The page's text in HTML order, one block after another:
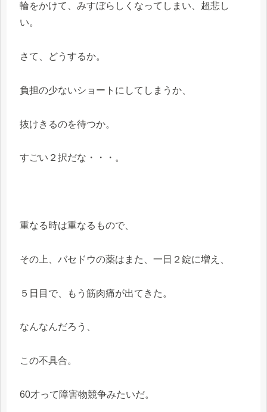
輪をかけて、みすぼらしくなってしまい、超悲し
い。
さて、どうするか。
負担の少ないショートにしてしまうか、
抜けきるのを待つか。
すごい２択だな・・・。
重なる時は重なるもので、
その上、バセドウの薬はまた、一日２錠に増え、
５日目で、もう筋肉痛が出てきた。
なんなんだろう、
この不具合。
60才って障害物競争みたいだ。